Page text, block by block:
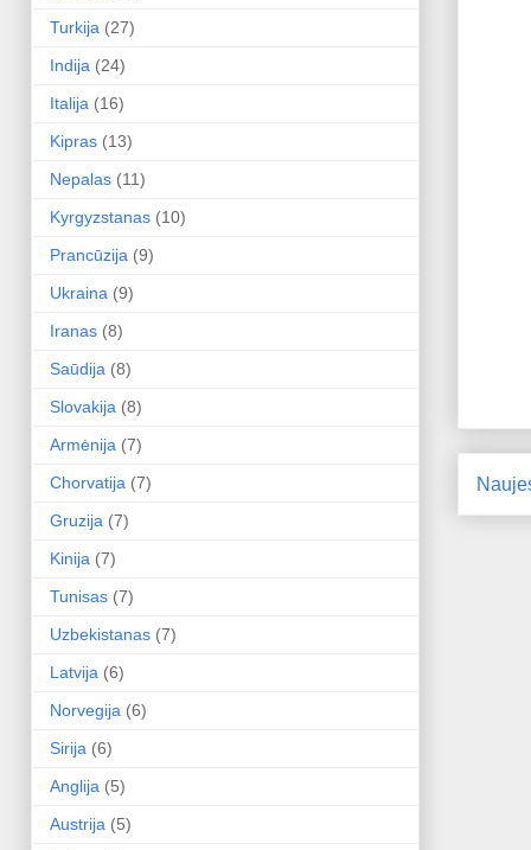
Turkija (27)
Indija (24)
Italija (16)
Kipras (13)
Nepalas (11)
Kyrgyzstanas (10)
Prancūzija (9)
Ukraina (9)
Iranas (8)
Saūdija (8)
Slovakija (8)
Armėnija (7)
Chorvatija (7)
Gruzija (7)
Kinija (7)
Tunisas (7)
Uzbekistanas (7)
Latvija (6)
Norvegija (6)
Sirija (6)
Anglija (5)
Austrija (5)